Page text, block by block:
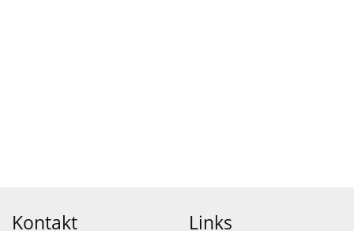
Kontakt Links